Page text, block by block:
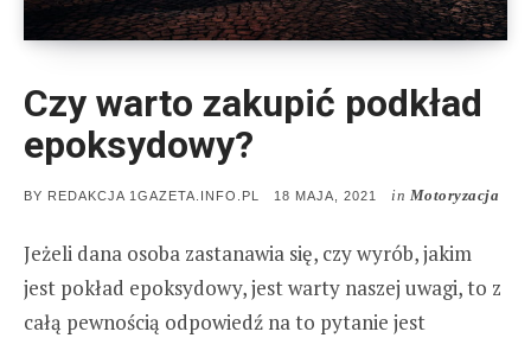
Czy warto zakupić podkład
epoksydowy?
BY REDAKCJA 1GAZETA.INFO.PL
POSTED
18 MAJA, 2021 in Motoryzacja
Jeżeli dana osoba zastanawia się, czy wyrób, jakim
jest pokład epoksydowy, jest warty naszej uwagi, to z
całą pewnością odpowiedź na to pytanie jest